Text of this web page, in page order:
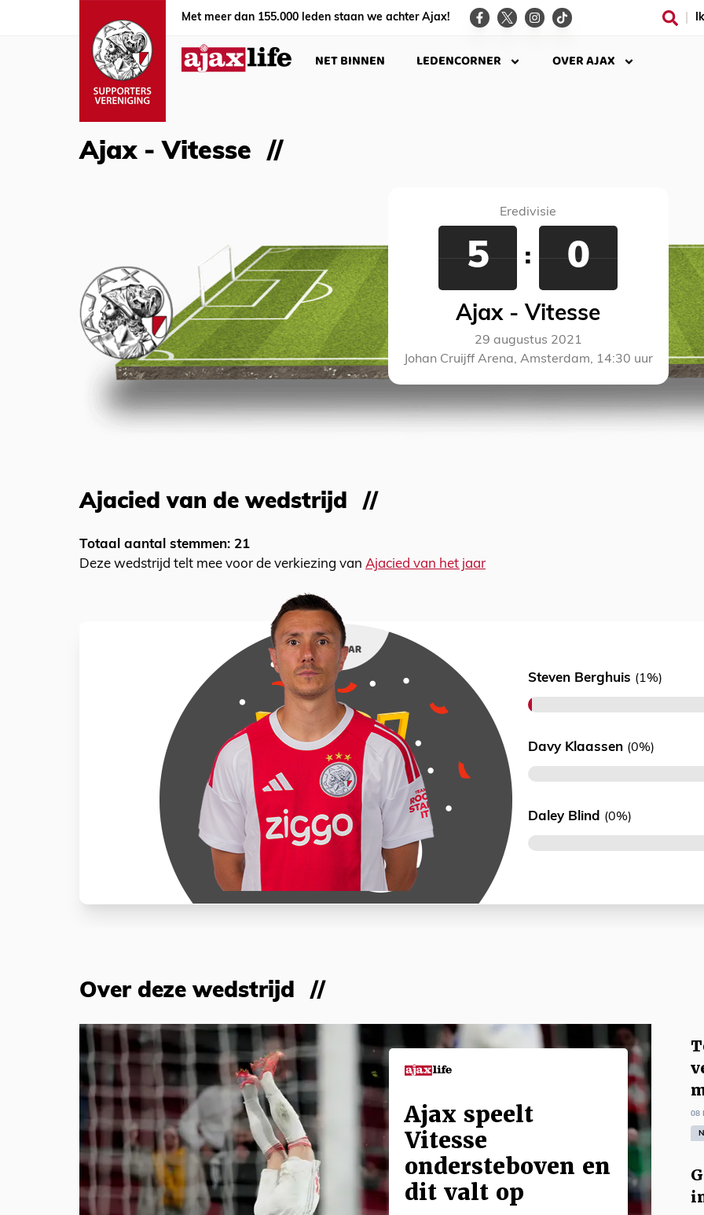
Met meer dan 155.000 leden staan we achter Ajax!
NET BINNEN LEDENCORNER OVER AJAX
Ajax - Vitesse
Eredivisie
5 : 0
Ajax - Vitesse
29 augustus 2021
Johan Cruijff Arena, Amsterdam, 14:30 uur
Ajacied van de wedstrijd
Totaal aantal stemmen: 21
Deze wedstrijd telt mee voor de verkiezing van Ajacied van het jaar
Steven Berghuis (1%)
Davy Klaassen (0%)
Daley Blind (0%)
Over deze wedstrijd
Ajax speelt
Vitesse
ondersteboven en
dit valt op
08